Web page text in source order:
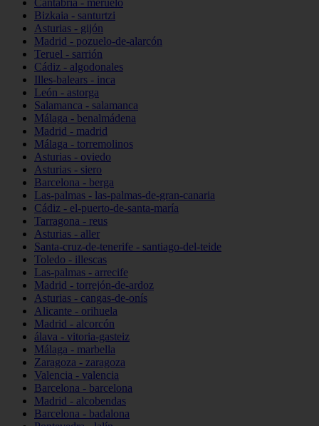
Cantabria - meruelo
Bizkaia - santurtzi
Asturias - gijón
Madrid - pozuelo-de-alarcón
Teruel - sarrión
Cádiz - algodonales
Illes-balears - inca
León - astorga
Salamanca - salamanca
Málaga - benalmádena
Madrid - madrid
Málaga - torremolinos
Asturias - oviedo
Asturias - siero
Barcelona - berga
Las-palmas - las-palmas-de-gran-canaria
Cádiz - el-puerto-de-santa-maría
Tarragona - reus
Asturias - aller
Santa-cruz-de-tenerife - santiago-del-teide
Toledo - illescas
Las-palmas - arrecife
Madrid - torrejón-de-ardoz
Asturias - cangas-de-onís
Alicante - orihuela
Madrid - alcorcón
álava - vitoria-gasteiz
Málaga - marbella
Zaragoza - zaragoza
Valencia - valencia
Barcelona - barcelona
Madrid - alcobendas
Barcelona - badalona